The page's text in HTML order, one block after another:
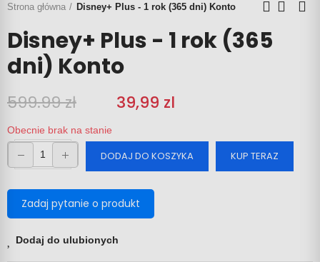
Strona główna Disney+ Plus - 1 rok (365 dni) Konto
Disney+ Plus - 1 rok (365
dni) Konto
599.99 zł 39,99 zl
Obecnie brak na stanie
DODAJ DO KOSZYKA KUP TERAZ
Zadaj pytanie o produkt
Dodaj do ulubionych